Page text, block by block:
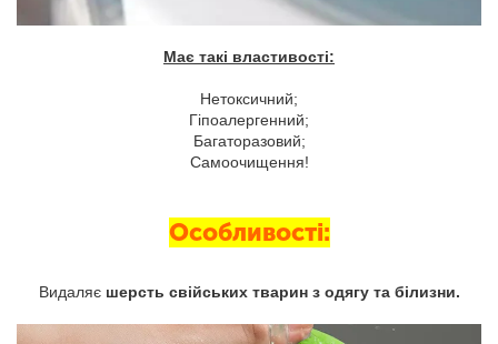
Має такі властивості:
Нетоксичний;
Гіпоалергенний;
Багаторазовий;
Самоочищення!
Особливості:
Видаляє шерсть свійських тварин з одягу та білизни.